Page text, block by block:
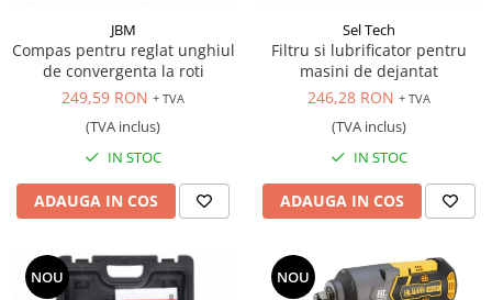
JBM
Compas pentru reglat unghiul
de convergenta la roti
249,59 RON + TVA
(TVA inclus)
IN STOC
ADAUGA IN COS
Sel Tech
Filtru si lubrificator pentru
masini de dejantat
246,28 RON + TVA
(TVA inclus)
IN STOC
ADAUGA IN COS
NOU NOU